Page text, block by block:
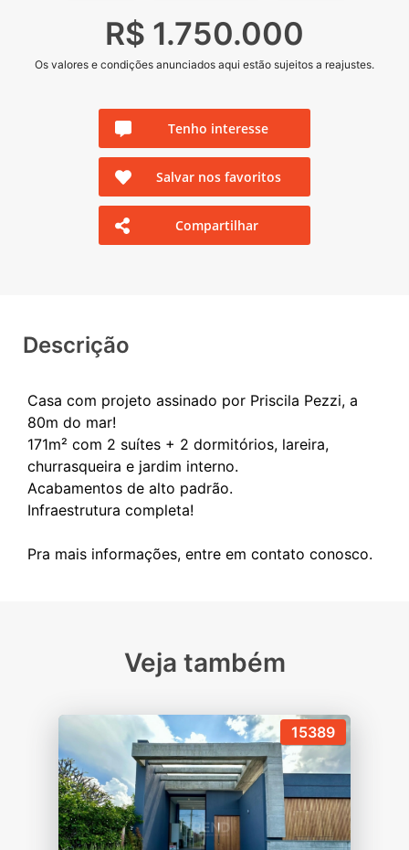
R$ 1.750.000
Os valores e condições anunciados aqui estão sujeitos a reajustes.
Tenho interesse
Salvar nos favoritos
Compartilhar
Descrição
Casa com projeto assinado por Priscila Pezzi, a
80m do mar!
171m² com 2 suítes + 2 dormitórios, lareira,
churrasqueira e jardim interno.
Acabamentos de alto padrão.
Infraestrutura completa!
Veja também
15389